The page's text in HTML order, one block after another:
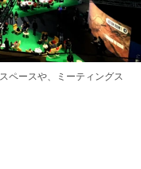
ペースや、ミーティングス